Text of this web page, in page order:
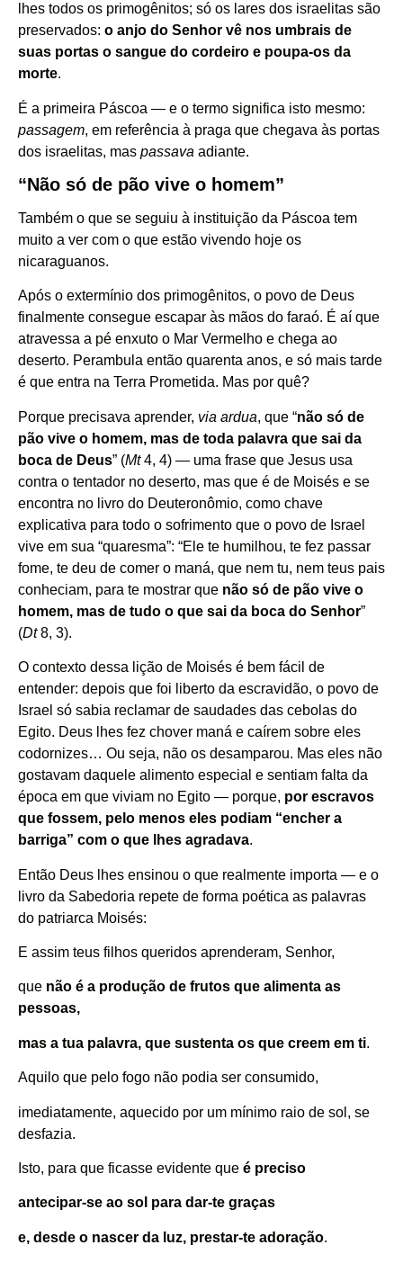
lhes todos os primogênitos; só os lares dos israelitas são
preservados: o anjo do Senhor vê nos umbrais de
suas portas o sangue do cordeiro e poupa-os da
morte.
É a primeira Páscoa — e o termo significa isto mesmo:
passagem, em referência à praga que chegava às portas
dos israelitas, mas passava adiante.
“Não só de pão vive o homem”
Também o que se seguiu à instituição da Páscoa tem
muito a ver com o que estão vivendo hoje os
nicaraguanos.
Após o extermínio dos primogênitos, o povo de Deus
finalmente consegue escapar às mãos do faraó. É aí que
atravessa a pé enxuto o Mar Vermelho e chega ao
deserto. Perambula então quarenta anos, e só mais tarde
é que entra na Terra Prometida. Mas por quê?
Porque precisava aprender, via ardua, que “não só de
pão vive o homem, mas de toda palavra que sai da
boca de Deus” (Mt4, 4) — uma frase que Jesus usa
contra o tentador no deserto, mas que é de Moisés e se
encontra no livro do Deuteronômio, como chave
explicativa para todo o sofrimento que o povo de Israel
vive em sua “quaresma”: “Ele te humilhou, te fez passar
fome, te deu de comer o maná, que nem tu, nem teus pais
conheciam, para te mostrar que não só de pão vive o
homem, mas de tudo o que sai da boca do Senhor”
(Dt8, 3).
O contexto dessa lição de Moisés é bem fácil de
entender: depois que foi liberto da escravidão, o povo de
Israel só sabia reclamar de saudades das cebolas do
Egito. Deus lhes fez chover maná e caírem sobre eles
codornizes… Ou seja, não os desamparou. Mas eles não
gostavam daquele alimento especial e sentiam falta da
época em que viviam no Egito — porque, por escravos
que fossem, pelo menos eles podiam “encher a
barriga” com o que lhes agradava.
Então Deus lhes ensinou o que realmente importa — e o
livro da Sabedoria repete de forma poética as palavras
do patriarca Moisés:
E assim teus filhos queridos aprenderam, Senhor,
que não é a produção de frutos que alimenta as
pessoas,
mas a tua palavra, que sustenta os que creem em ti.
Aquilo que pelo fogo não podia ser consumido,
imediatamente, aquecido por um mínimo raio de sol, se
desfazia.
Isto, para que ficasse evidente que é preciso
antecipar-se ao sol para dar-te graças
e, desde o nascer da luz, prestar-te adoração.